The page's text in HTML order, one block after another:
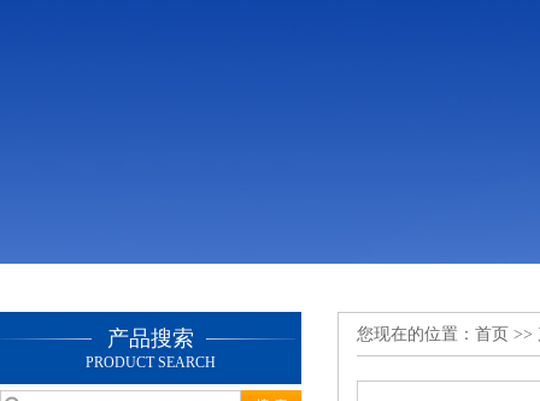
产品搜索
PRODUCT SEARCH
您现在的位置： 首页 >>